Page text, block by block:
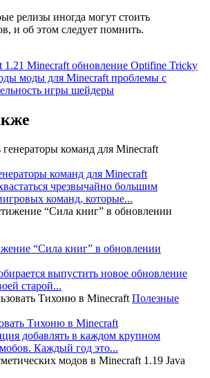
релизы иногда могут стоить
и об этом следует помнить.
1.21 Minecraft обновление Optifine Tricky
моды для Minecraft проблемы с
игры шейдеры
команд для Minecraft
чрезвычайно большим
команд, которые...
“Сила книг” в обновлении
выпустить новое обновление
старой...
Полезные
Тихоню в Minecraft
добавлять в каждом крупном
Каждый год это...